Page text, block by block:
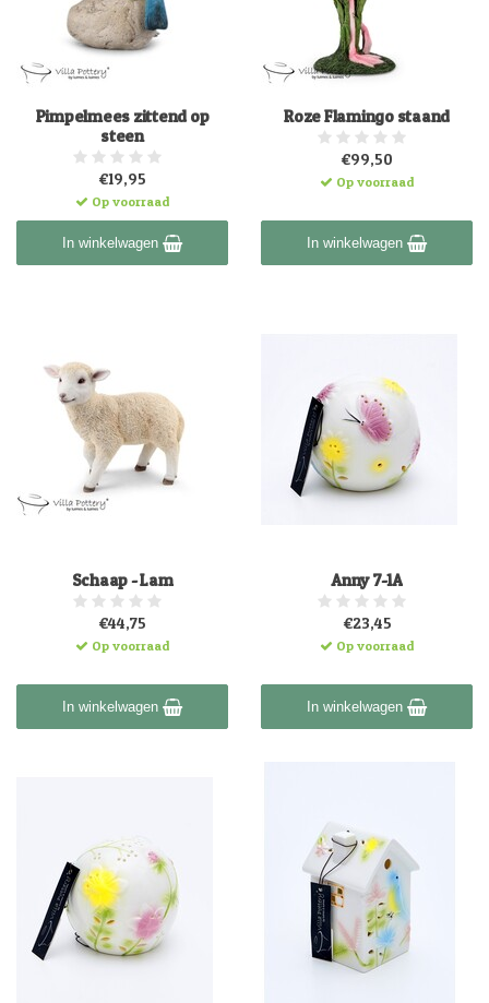
Pimpelmees zittend op
steen
€19,95
Op voorraad
In winkelwagen
Roze Flamingo staand
€99,50
Op voorraad
In winkelwagen
Schaap - Lam
€44,75
Op voorraad
In winkelwagen
Anny 7-1A
€23,45
Op voorraad
In winkelwagen